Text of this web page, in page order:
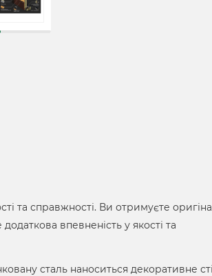
та справжності. Ви отримуєте
впевненість у якості та
сталь наноситься декоративне